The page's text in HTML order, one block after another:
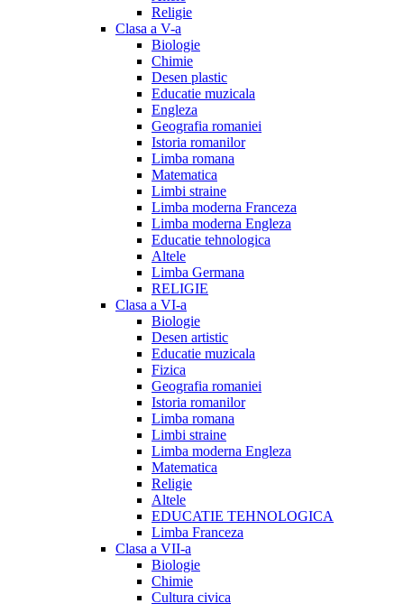
Religie
Clasa a V-a
Biologie
Chimie
Desen plastic
Educatie muzicala
Engleza
Geografia romaniei
Istoria romanilor
Limba romana
Matematica
Limbi straine
Limba moderna Franceza
Limba moderna Engleza
Educatie tehnologica
Altele
Limba Germana
RELIGIE
Clasa a VI-a
Biologie
Desen artistic
Educatie muzicala
Fizica
Geografia romaniei
Istoria romanilor
Limba romana
Limbi straine
Limba moderna Engleza
Matematica
Religie
Altele
EDUCATIE TEHNOLOGICA
Limba Franceza
Clasa a VII-a
Biologie
Chimie
Cultura civica